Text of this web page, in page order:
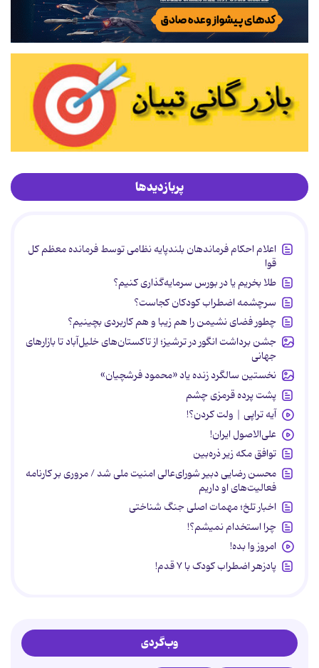
پربازدیدها
اعلام احکام فرماندهان بلندپایه نظامی توسط فرمانده معظم کل
قوا
طلا بخریم یا در بورس سرمایه‌گذاری کنیم؟
سرچشمه اضطراب کودکان کجاست؟
چطور فضای نشیمن را هم زیبا و هم کاربردی بچینیم؟
جشن برداشت انگور در ترشیز؛ از تاکستان‌های خلیل‌آباد تا بازارهای
جهانی
نخستین سالگرد زنده یاد «محمود فرشچیان»
پشت پرده قرمزی چشم
آیه تراپی | ولت کردن؟!
علی‌الاصول ایران!
توافق مکه زیر ذره‌بین
محسن رضایی دبیر شورای‌عالی امنیت ملی شد / مروری بر کارنامه
فعالیت‌های او داریم
اخبار تلخ؛ مهمات اصلی جنگ شناختی
چرا استخدام نمیشم؟!
امروز وا بده!
پادزهر اضطراب کودک با ۷ قدم!
وب‌گردی